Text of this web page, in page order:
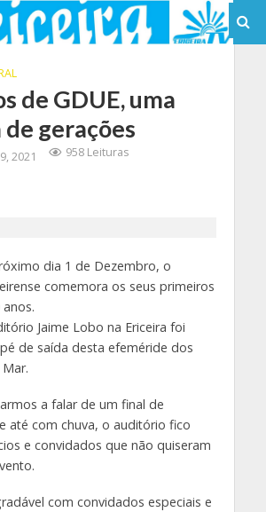
de GDUE, uma
gerações
2021
958 Leituras
dia 1 de Dezembro, o
comemora os seus primeiros
anos.
Jaime Lobo na Ericeira foi
de saída desta efeméride dos
a falar de um final de
até com chuva, o auditório fico
e convidados que não quiseram
com convidados especiais e